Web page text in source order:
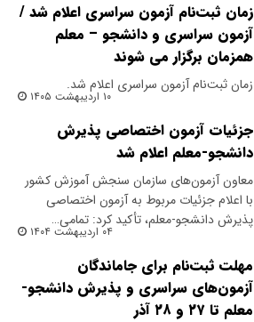
زمان ثبت‌نام آزمون سراسری اعلام شد /
آزمون سراسری و دانشجو – معلم
همزمان برگزار می شوند
زمان ثبت‌نام آزمون سراسری اعلام شد.
۱۰ اردیبهشت ۱۴۰۵
جزئیات آزمون اختصاصی پذیرش
دانشجو-معلم اعلام شد
معاون آزمون‌های سازمان سنجش آموزش کشور
با اعلام جزئیات مربوط به آزمون اختصاصی
پذیرش دانشجو-معلم، تأکید کرد: تمامی…
۰۴ اردیبهشت ۱۴۰۴
مهلت ثبت‌نام برای جاماندگان
آزمون‌های سراسری و پذیرش دانشجو-
معلم تا ۲۷ و ۲۸ آذر